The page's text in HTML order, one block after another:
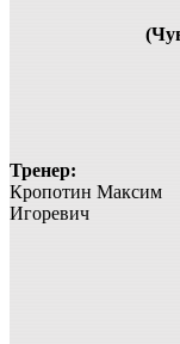
Тренер:
Кропотин Максим
Игоревич